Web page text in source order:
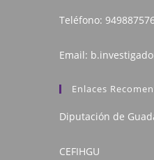
Teléfono:
Email:
Enlaces
Diputación de
CEFIHGU